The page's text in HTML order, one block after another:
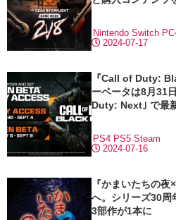
2024-07-17
Nintendo Switch
『Call of Duty:
ーベータは8月31
Duty: Next｣ で最
2024-07-16
PS4 PS5 Steam
『かまいたちの
へ。シリーズ30周
3部作が1本に